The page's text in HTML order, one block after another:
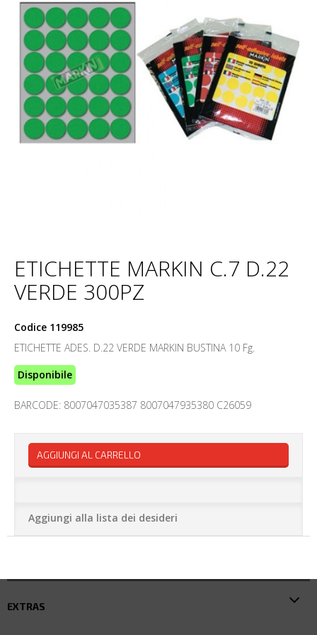
ETICHETTE MARKIN C.7 D.22
VERDE 300PZ
Codice 119985
ETICHETTE ADES. D.22 VERDE MARKIN BUSTINA 10 Fg.
Disponibile
BARCODE: 8007047035387 8007047935380 C26059
AGGIUNGI AL CARRELLO
Aggiungi alla lista dei desideri
EXTRAS